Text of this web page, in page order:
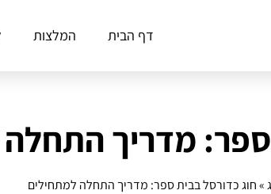
דף הבית המלצות
ספר: מדריך
»חוג כדורסל בבית ספר: מדריך התחלה למתחילים